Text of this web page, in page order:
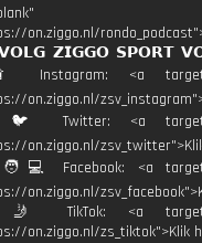
on.ziggo.nl/
𝗩𝗢𝗟𝗚 𝗭𝗜𝗚𝗚𝗢 𝗦𝗣𝗢𝗥𝗧
<a
on.ziggo.nl/
🐦 Twitter: <a
on.ziggo.nl/
Facebook: <a
on.ziggo.nl/
🤳 TikTok: <a
on.ziggo.nl/zs_tiktok">Klik